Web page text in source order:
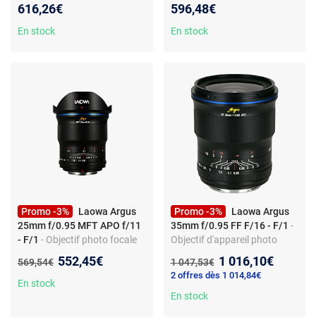
Monture Nikon Z - Rapport
2:1 APO
616,26€
En stock
monture Sony FE - pour
Fujifilm X
596,48€
En stock
Promo -3%
Laowa Argus
25mm f/0.95 MFT APO f/11
- F/1 - Objectif photo focale
4/3 - f/0,95 lumineuse
Ancien prix :
569,54€ Nouveau prix :
552,45€
En stock
Promo -3%
Laowa Argus
35mm f/0.95 FF F/16 - F/1 -
Objectif d'appareil photo
RF - grande ouverture - 15
lamelles
Ancien prix :
1 047,53€ Nouveau prix :
1 016,10€
2 offres dès 1 014,84€
En stock